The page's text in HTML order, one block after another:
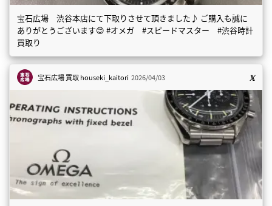
宝石広場 渋谷本店にて下取りさせて頂きました♪ ご購入も誠に
ありがとうございます😊 #オメガ #スピードマスター #渋谷時計
買取り
宝石広場 買取houseki_kaitori 2026/04/03